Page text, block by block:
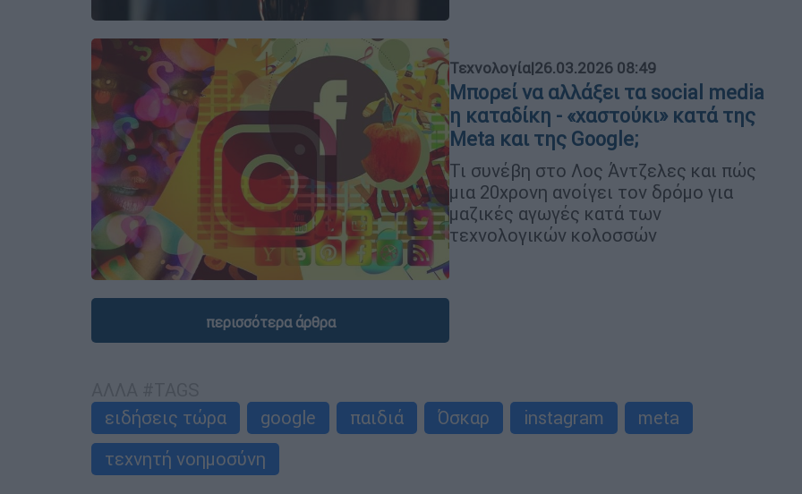
Τεχνολογία|26.03.2026 08:49
Μπορεί να αλλάξει τα social media
η καταδίκη - «χαστούκι» κατά της
Meta και της Google;
Τι συνέβη στο Λος Άντζελες και πώς
μια 20χρονη ανοίγει τον δρόμο για
μαζικές αγωγές κατά των
τεχνολογικών κολοσσών
περισσότερα άρθρα
ειδήσεις τώρα
google παιδιά Όσκαρ instagram
meta
τεχνητή νοημοσύνη